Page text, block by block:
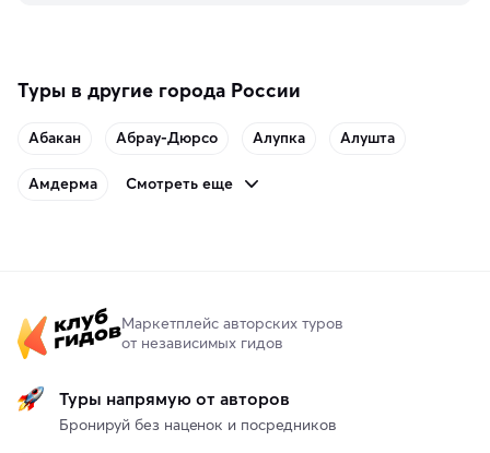
Туры в другие города России
Абакан Абрау-Дюрсо Алупка Алушта
Амдерма Смотреть еще
Маркетплейс авторских туров
от независимых гидов
Туры напрямую от авторов
Бронируй без наценок и посредников